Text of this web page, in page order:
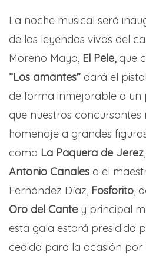
La noche musical será
de las leyendas vivas del
Moreno Maya, El Pele,que
“Los amantes” dará el
de forma inmejorable a un
que nuestros concursantes
homenaje a grandes
como La Paquera de Jerez
Antonio Canales o el
Fernández Díaz, Fosforito,
Oro del Cante y principal
esta gala estará presidida
cedida para la ocasión por